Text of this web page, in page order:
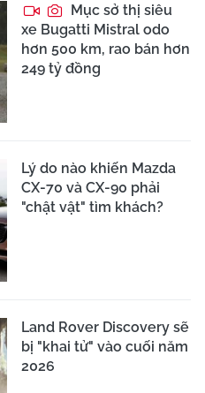
Mục sở thị siêu
xe Bugatti Mistral odo
hơn 500 km, rao bán hơn
249 tỷ đồng
Lý do nào khiến Mazda
CX-70 và CX-90 phải
"chật vật" tìm khách?
Land Rover Discovery sẽ
bị "khai tử" vào cuối năm
2026